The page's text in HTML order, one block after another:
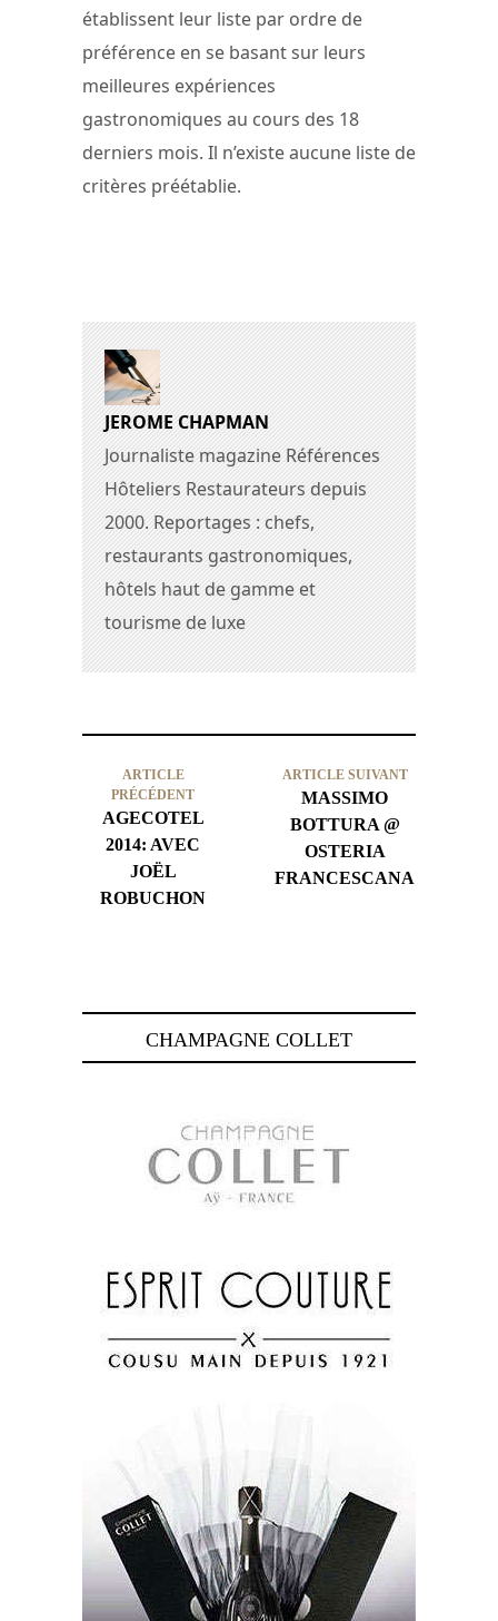
établissent leur liste par ordre de
préférence en se basant sur leurs
meilleures expériences
gastronomiques au cours des 18
derniers mois. Il n’existe aucune liste de
critères préétablie.
JEROME CHAPMAN
Journaliste magazine Références
Hôteliers Restaurateurs depuis
2000. Reportages : chefs,
restaurants gastronomiques,
hôtels haut de gamme et
tourisme de luxe
ARTICLE
PRÉCÉDENT
AGECOTEL
2014: AVEC
JOËL
ROBUCHON
ARTICLE SUIVANT
MASSIMO
BOTTURA @
OSTERIA
FRANCESCANA
CHAMPAGNE COLLET